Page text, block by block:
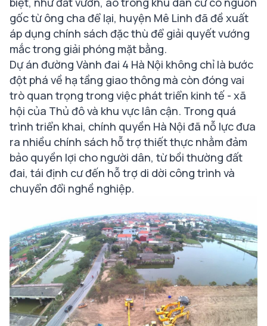
gốc từ ông cha để lại, huyện Mê Linh đã đề xuất
áp dụng chính sách đặc thù để giải quyết vướng
mắc trong giải phóng mặt bằng.
Dự án đường Vành đai 4 Hà Nội không chỉ là bước
đột phá về hạ tầng giao thông mà còn đóng vai
trò quan trọng trong việc phát triển kinh tế - xã
hội của Thủ đô và khu vực lân cận. Trong quá
trình triển khai, chính quyền Hà Nội đã nỗ lực đưa
ra nhiều chính sách hỗ trợ thiết thực nhằm đảm
bảo quyền lợi cho người dân, từ bồi thường đất
đai, tái định cư đến hỗ trợ di dời công trình và
chuyển đổi nghề nghiệp.